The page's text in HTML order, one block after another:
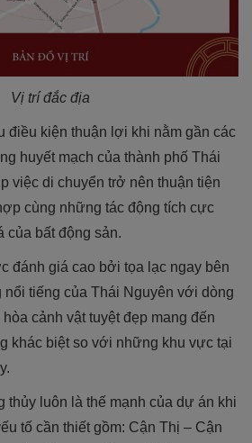
Vị trí đắc địa
điều kiện thuận lợi khi nằm gần các
huyết mạch của thành phố Thái
việc di chuyển trở nên thuận tiện
cùng những tác động tích cực
của bất động sản.
đánh giá cao bởi tọa lạc ngay bên
nổi tiếng của Thái Nguyên với dòng
cảnh vật tuyệt đẹp mang đến
khác biệt so với những khu vực tại
thủy luôn là thế mạnh của dự án khi
tố cần thiết gồm: Cận Thị – Cận